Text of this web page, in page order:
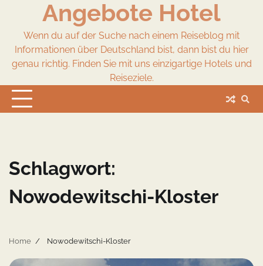
content
Angebote Hotel
Wenn du auf der Suche nach einem Reiseblog mit
Informationen über Deutschland bist, dann bist du hier
genau richtig. Finden Sie mit uns einzigartige Hotels und
Reiseziele.
Schlagwort:
Nowodewitschi-Kloster
Home Nowodewitschi-Kloster